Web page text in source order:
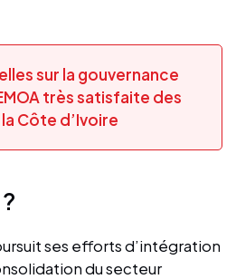
sur la gouvernance
très satisfaite des
Côte d’Ivoire
ses efforts d’intégration
du secteur